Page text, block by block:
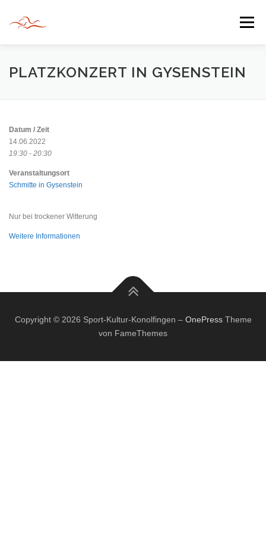
springen
Menü
HERZLICH WILLKOMMEN
INFORMATIONEN
PLATZKONZERT IN GYSENSTEIN
Datum / Zeit
14.06.2022
19:30 - 20:30
Veranstaltungsort
Schmitte in Gysenstein
Nur bei trockener Witterung
Weitere Informationen
Copyright © 2026 Sport-Kultur-Konolfingen – OnePressTheme
von FameThemes